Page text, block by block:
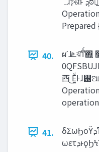
40.
ผʹɺ‫ܧ‬ঝ͠ͳͯ͘΋͍͍ ‫׬‬੒ ⾣
⾣ ͜Ε͚ͩͰɺ࢖͏ଆʹάϧʔϓ‫఻͕ײ‬ΘΔ let operation =
41.
δΣωϦοΫ‫͍ͳ͘ྑͯ͘ͳͰܕ‬ʁ